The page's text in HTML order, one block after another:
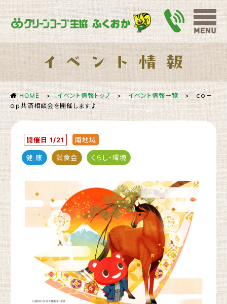
HOME >イベント情報トップ >イベント情報一覧> ｃｏ－
ｏｐ共済相談会を開催します♪
開催日 1/21 南地域
健 康 試食会 くらし・環境